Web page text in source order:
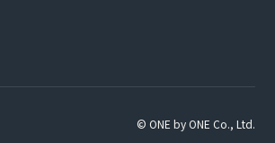
© ONE by ONE Co., Ltd.